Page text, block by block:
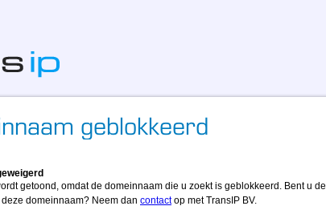
getoond, omdat de domeinnaam die u zoekt is geblokkeerd. Bent u de
domeinnaam? Neem dan contactop met TransIP BV.